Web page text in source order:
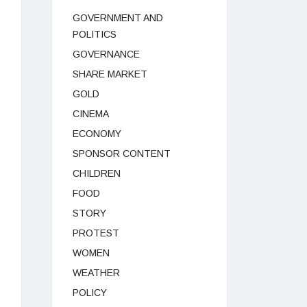
GOVERNMENT AND
POLITICS
GOVERNANCE
SHARE MARKET
GOLD
CINEMA
ECONOMY
SPONSOR CONTENT
CHILDREN
FOOD
STORY
PROTEST
WOMEN
WEATHER
POLICY